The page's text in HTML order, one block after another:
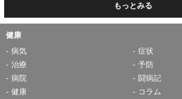
もっとみる
健康
病気
症状
治療
予防
病院
闘病記
健康
コラム